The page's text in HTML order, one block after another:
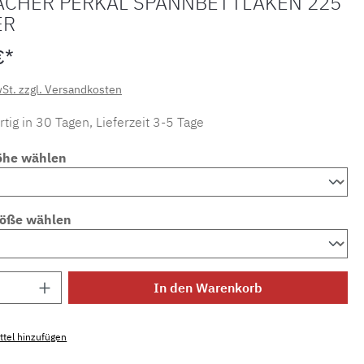
zzgl. Versandkosten
in 30 Tagen, Lieferzeit 3-5 Tage
wählen
wählen
Anzahl: Gib den gewünschten Wert ein
In den Warenkorb
hinzufügen